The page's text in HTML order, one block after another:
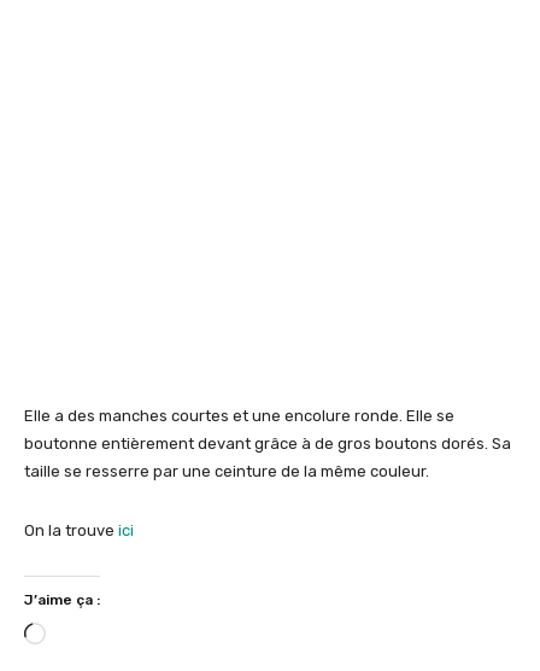
Elle a des manches courtes et une encolure ronde. Elle se
boutonne entièrement devant grâce à de gros boutons dorés. Sa
taille se resserre par une ceinture de la même couleur.
On la trouve ici
J’aime ça :
C